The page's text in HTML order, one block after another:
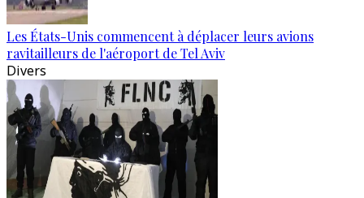
Les États-Unis commencent à déplacer leurs avions
ravitailleurs de l'aéroport de Tel Aviv
Divers